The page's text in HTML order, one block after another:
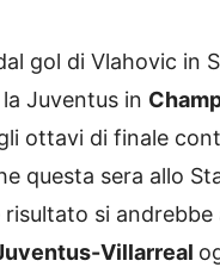
gol di Vlahovic in
Juventus in
ottavi di finale
questa sera allo
risultato si
Villarreal